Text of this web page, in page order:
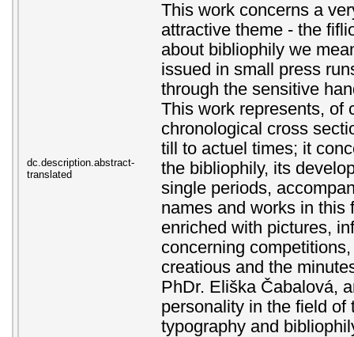
dc.description.abstract-
translated
This work concerns a
attractive theme - the
about bibliophily we
issued in small press
through the sensitive
This work represents, of
chronological cross
till to actuel times; it
the bibliophily, its
single periods,
names and works in this
enriched with pictures,
concerning
creatious and the
PhDr. Eliška Čabalová,
personality in the field of
typography and